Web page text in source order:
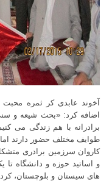
آخوند عابدی کر ثمره
اضافه کرد: «بحث شیعه و
برادرانه با هم زندگی می
طوایف مختلف حضور دارند
کاروان سرزمین برادری
و اساتید حوزه و دانشگاه
های سیستان و بلوچستان،